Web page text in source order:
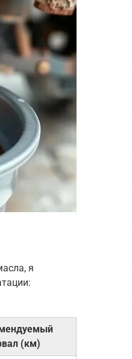
я
(км)